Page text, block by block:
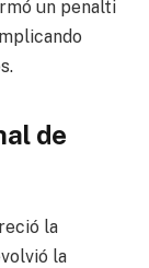
un penalti
de
la
la